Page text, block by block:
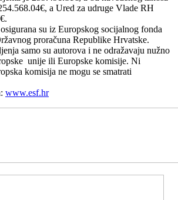
a Ured za udruge Vlade RH
su iz Europskog socijalnog fonda
proračuna Republike Hrvatske.
samo su autorova i ne odražavaju nužno
unije ili Europske komisije. Ni
komisija ne mogu se smatrati
www.esf.hr